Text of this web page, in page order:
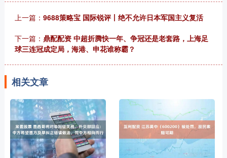
上一篇： 9688策略宝 国际锐评丨绝不允许日本军国主义复活
下一篇： 鼎配配资 中超折腾快一年、争冠还是老套路，上海足
球三连冠成定局，海港、申花谁称霸？
相关文章